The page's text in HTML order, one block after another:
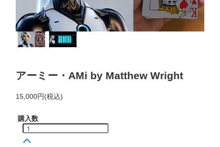
アーミー・AMi by Matthew Wright
15,000円(税込)
購入数